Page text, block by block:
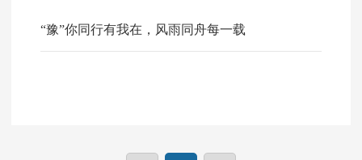
“豫”你同行有我在，风雨同舟每一载